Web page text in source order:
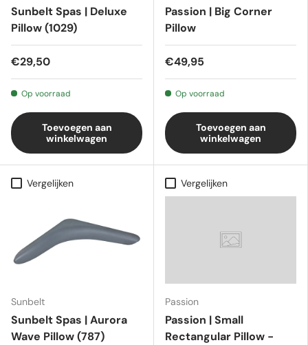
Sunbelt Spas | Deluxe
Pillow (1029)
€29,50
Op voorraad
Toevoegen aan
winkelwagen
Passion | Big Corner
Pillow
€49,95
Op voorraad
Toevoegen aan
winkelwagen
Vergelijken
Sunbelt
Sunbelt Spas | Aurora
Wave Pillow (787)
Vergelijken
Passion
Passion | Small
Rectangular Pillow -